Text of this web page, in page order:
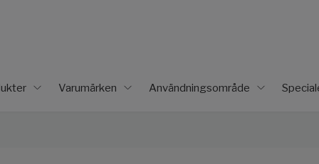
Varumärken Användningsområde